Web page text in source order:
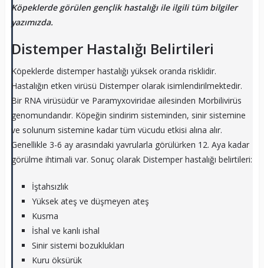
Köpeklerde görülen gençlik hastalığı ile ilgili tüm bilgiler
yazımızda.
Distemper Hastalığı Belirtileri
Köpeklerde distemper hastalığı yüksek oranda risklidir.
Hastalığın etken virüsü Distemper olarak isimlendirilmektedir.
Bir RNA virüsüdür ve Paramyxoviridae ailesinden Morbilivirüs
genomundandır. Köpeğin sindirim sisteminden, sinir sistemine
ve solunum sistemine kadar tüm vücudu etkisi alına alır.
Genellikle 3-6 ay arasındaki yavrularla görülürken 12. Aya kadar
görülme ihtimali var. Sonuç olarak Distemper hastalığı belirtileri:
İştahsızlık
Yüksek ateş ve düşmeyen ateş
Kusma
İshal ve kanlı ishal
Sinir sistemi bozuklukları
Kuru öksürük